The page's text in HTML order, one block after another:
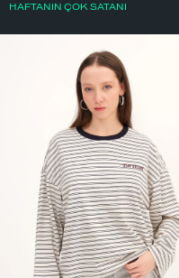
HAFTANIN ÇOK SATANI